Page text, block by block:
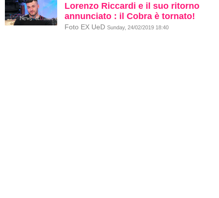
Lorenzo Riccardi e il suo ritorno
annunciato : il Cobra è tornato!
Foto EX UeD Sunday, 24/02/2019 18:40